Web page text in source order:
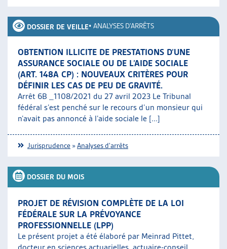
DOSSIER DE VEILLE• ANALYSES D'ARRÊTS
OBTENTION ILLICITE DE PRESTATIONS D’UNE
ASSURANCE SOCIALE OU DE L’AIDE SOCIALE
(ART. 148A CP) : NOUVEAUX CRITÈRES POUR
DÉFINIR LES CAS DE PEU DE GRAVITÉ.
Arrêt 6B _1108/2021 du 27 avril 2023 Le Tribunal
fédéral s’est penché sur le recours d’un monsieur qui
n’avait pas annoncé à l’aide sociale le [...]
Jurisprudence »Analyses d'arrêts
DOSSIER DU MOIS
PROJET DE RÉVISION COMPLÈTE DE LA LOI
FÉDÉRALE SUR LA PRÉVOYANCE
PROFESSIONNELLE (LPP)
Le présent projet a été élaboré par Meinrad Pittet,
docteur en sciences actuarielles, actuaire-conseil